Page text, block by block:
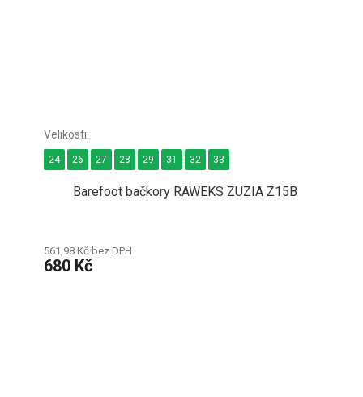
Barefoot bačkory RAWEKS ZUZIA Z15B
561,98 Kč bez DPH
680 Kč
24 26 27 28 29 31 32 33